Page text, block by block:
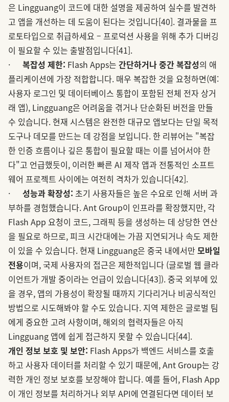
은 Lingguang이 코드에 대한 설명을 제공하여 실수를 발견하
고 앱을 개선하는 데 도움이 된다는 것입니다[40]. 결과물을 프
로토타입으로 취급하세요 – 프로덕션 사용을 위해 추가 디버깅
이 필요할 수 있는 출발점입니다[41].
· 복잡성 제한: Flash Apps는 간단하거나 중간 복잡성의 애
플리케이션에 가장 적합합니다. 매우 복잡한 것을 요청하면(예:
사용자 로그인 및 데이터베이스 통합이 포함된 전체 전자 상거
래 앱), Lingguang은 어려움을 겪거나 단순화된 버전을 만들
수 있습니다. 현재 시스템은 완전한 대규모 앱보다는 단일 목적
도구나 데모를 만드는 데 강점을 보입니다. 한 리뷰어는 "복잡
한 인증 흐름이나 깊은 통합이 필요할 때는 이를 넘어서야 한
다"고 언급했듯이, 이러한 빠른 AI 제작 앱과 전통적인 소프트
웨어 프로젝트 사이에는 여전히 격차가 있습니다[42].
· 성능과 확장성: 초기 사용자들은 높은 수요로 인해 서버 과
부하를 경험했습니다. Ant Group이 인프라를 확장했지만, 각
Flash App 요청이 코드, 그래픽 등을 생성하는 데 상당한 연산
을 필요로 하므로, 피크 시간대에는 가끔 지연되거나 속도 제한
이 있을 수 있습니다. 현재 Lingguang은 중국 내에서만모바일
전용이며, 국제 사용자의 접근은 제한적입니다 (글로벌 웹 클라
이언트가 개발 중이라는 언급이 있습니다[43]). 중국 외부에 있
을 경우, 앱의 가용성이 확장될 때까지 기다리거나 비공식적인
방법으로 시도해봐야 할 수도 있습니다. 지역 제한은 글로벌 팀
에게 중요한 고려 사항이며, 해외의 협력자들은 아직
Lingguang 앱에 쉽게 접근하지 못할 수 있습니다[44].
개인 정보 보호 및 보안: Flash Apps가 백엔드 서비스를 호출
하고 사용자 데이터를 처리할 수 있기 때문에, Ant Group는 강
력한 개인 정보 보호를 보장해야 합니다. 예를 들어, Flash App
이 개인 정보를 처리하거나 외부 API에 연결된다면 데이터 보